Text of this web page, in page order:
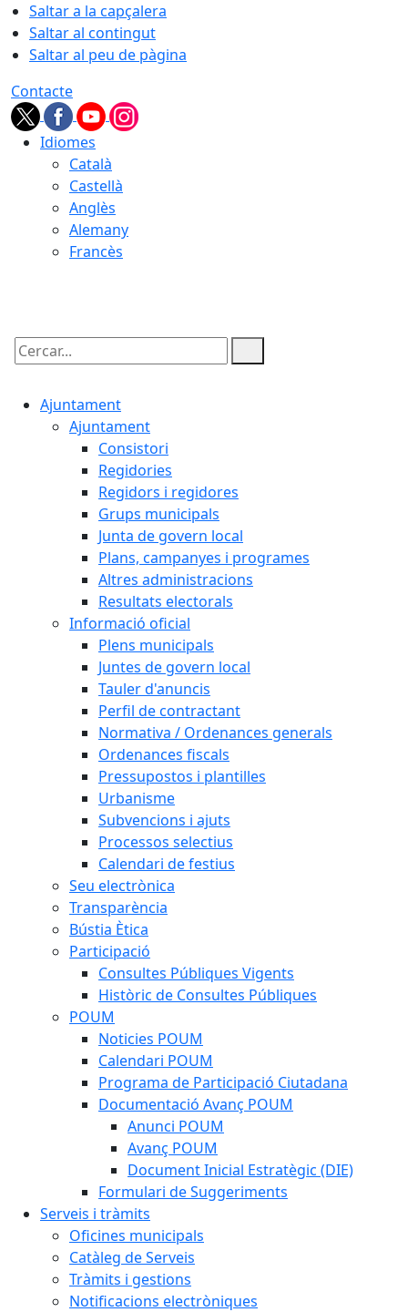
Saltar a la capçalera
Saltar al contingut
Saltar al peu de pàgina
Contacte
Idiomes
Català
Castellà
Anglès
Alemany
Francès
Cercar:
Ajuntament
Ajuntament
Consistori
Regidories
Regidors i regidores
Grups municipals
Junta de govern local
Plans, campanyes i programes
Altres administracions
Resultats electorals
Informació oficial
Plens municipals
Juntes de govern local
Tauler d'anuncis
Perfil de contractant
Normativa / Ordenances generals
Ordenances fiscals
Pressupostos i plantilles
Urbanisme
Subvencions i ajuts
Processos selectius
Calendari de festius
Seu electrònica
Transparència
Bústia Ètica
Participació
Consultes Públiques Vigents
Històric de Consultes Públiques
POUM
Noticies POUM
Calendari POUM
Programa de Participació Ciutadana
Documentació Avanç POUM
Anunci POUM
Avanç POUM
Document Inicial Estratègic (DIE)
Formulari de Suggeriments
Serveis i tràmits
Oficines municipals
Catàleg de Serveis
Tràmits i gestions
Notificacions electròniques